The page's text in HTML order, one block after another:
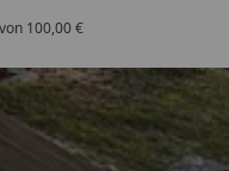
100,00 €